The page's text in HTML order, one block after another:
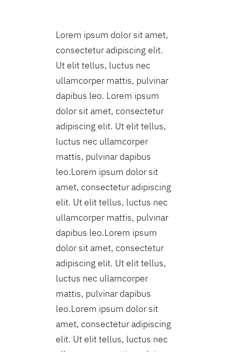
Lorem ipsum dolor sit amet,
consectetur adipiscing elit.
Ut elit tellus, luctus nec
ullamcorper mattis, pulvinar
dapibus leo. Lorem ipsum
dolor sit amet, consectetur
adipiscing elit. Ut elit tellus,
luctus nec ullamcorper
mattis, pulvinar dapibus
leo.Lorem ipsum dolor sit
amet, consectetur adipiscing
elit. Ut elit tellus, luctus nec
ullamcorper mattis, pulvinar
dapibus leo.Lorem ipsum
dolor sit amet, consectetur
adipiscing elit. Ut elit tellus,
luctus nec ullamcorper
mattis, pulvinar dapibus
leo.Lorem ipsum dolor sit
amet, consectetur adipiscing
elit. Ut elit tellus, luctus nec